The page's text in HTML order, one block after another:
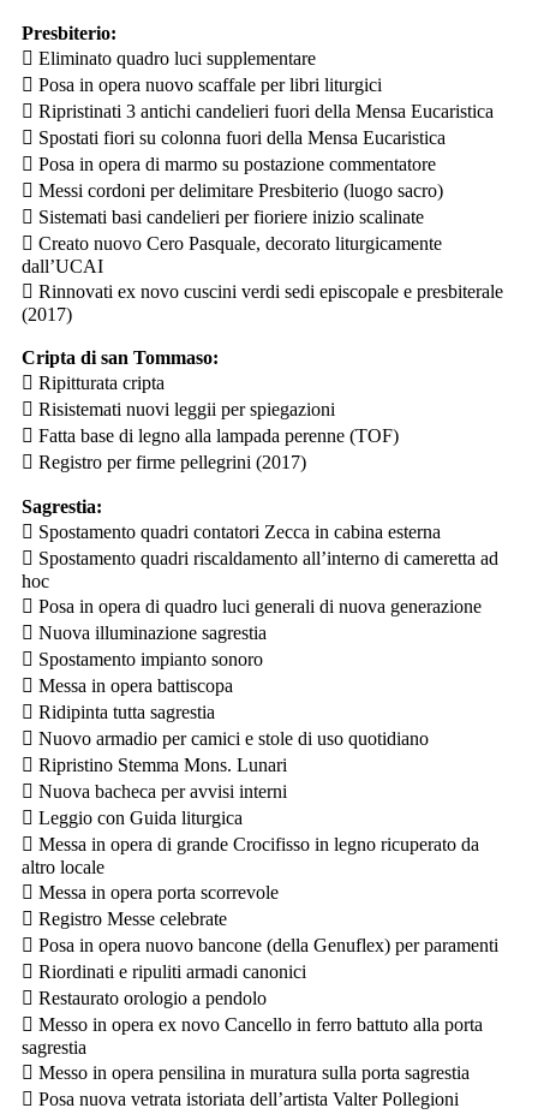
Presbiterio:
 Eliminato quadro luci supplementare
 Posa in opera nuovo scaffale per libri liturgici
 Ripristinati 3 antichi candelieri fuori della Mensa Eucaristica
 Spostati fiori su colonna fuori della Mensa Eucaristica
 Posa in opera di marmo su postazione commentatore
 Messi cordoni per delimitare Presbiterio (luogo sacro)
 Sistemati basi candelieri per fioriere inizio scalinate
 Creato nuovo Cero Pasquale, decorato liturgicamente
dall’UCAI
 Rinnovati ex novo cuscini verdi sedi episcopale e presbiterale
(2017)
Cripta di san Tommaso:
 Ripitturata cripta
 Risistemati nuovi leggii per spiegazioni
 Fatta base di legno alla lampada perenne (TOF)
 Registro per firme pellegrini (2017)
Sagrestia:
 Spostamento quadri contatori Zecca in cabina esterna
 Spostamento quadri riscaldamento all’interno di cameretta ad
hoc
 Posa in opera di quadro luci generali di nuova generazione
 Nuova illuminazione sagrestia
 Spostamento impianto sonoro
 Messa in opera battiscopa
 Ridipinta tutta sagrestia
 Nuovo armadio per camici e stole di uso quotidiano
 Ripristino Stemma Mons. Lunari
 Nuova bacheca per avvisi interni
 Leggio con Guida liturgica
 Messa in opera di grande Crocifisso in legno ricuperato da
altro locale
 Messa in opera porta scorrevole
 Registro Messe celebrate
 Posa in opera nuovo bancone (della Genuflex) per paramenti
 Riordinati e ripuliti armadi canonici
 Restaurato orologio a pendolo
 Messo in opera ex novo Cancello in ferro battuto alla porta
sagrestia
 Messo in opera pensilina in muratura sulla porta sagrestia
 Posa nuova vetrata istoriata dell’artista Valter Pollegioni